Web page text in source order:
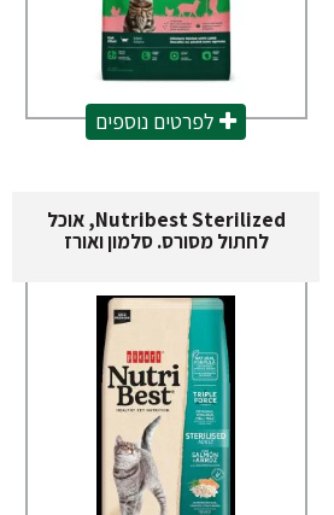
לפרטים נוספים
Nutribest Sterilized, אוכל
לחתול מסורס. סלמון ואורז